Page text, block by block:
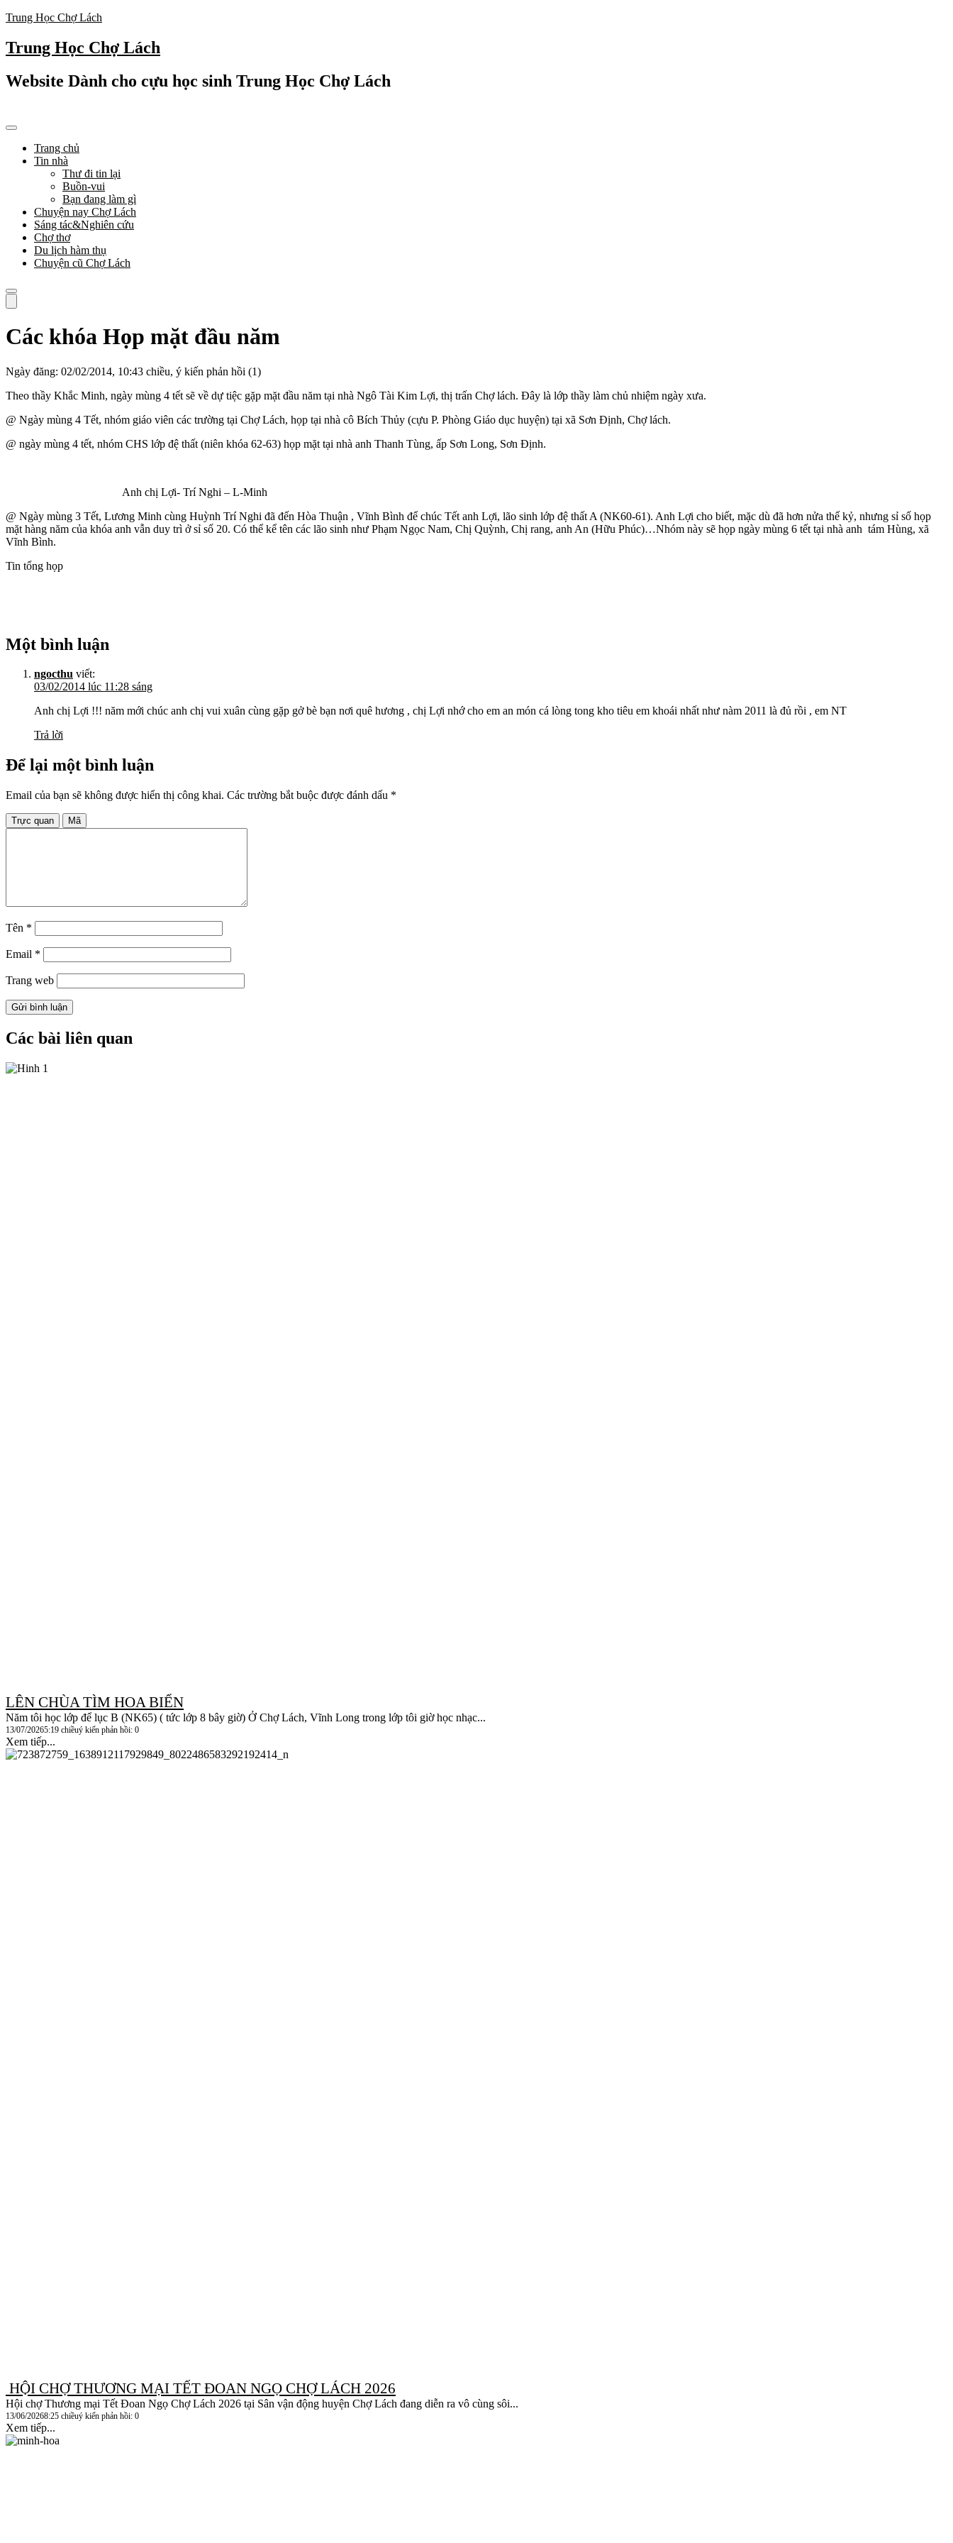
Trung Học Chợ Lách
Trung Học Chợ Lách
Website Dành cho cựu học sinh Trung Học Chợ Lách
Trang chủ
Tin nhà
Thư đi tin lại
Buồn-vui
Bạn đang làm gì
Chuyện nay Chợ Lách
Sáng tác&Nghiên cứu
Chợ thơ
Du lịch hàm thụ
Chuyện cũ Chợ Lách
Các khóa Họp mặt đầu năm
Ngày đăng: 02/02/2014, 10:43 chiều, ý kiến phản hồi (1)
Theo thầy Khắc Minh, ngày mùng 4 tết sẽ về dự tiệc gặp mặt đầu năm tại nhà Ngô Tài Kim Lợi, thị trấn Chợ lách. Đây là lớp thầy làm chủ nhiệm ngày xưa.
@ Ngày mùng 4 Tết, nhóm giáo viên các trường tại Chợ Lách, họp tại nhà cô Bích Thủy (cựu P. Phòng Giáo dục huyện) tại xã Sơn Định, Chợ lách.
@ ngày mùng 4 tết, nhóm CHS lớp đệ thất (niên khóa 62-63) họp mặt tại nhà anh Thanh Tùng, ấp Sơn Long, Sơn Định.
Anh chị Lợi- Trí Nghi – L-Minh
@ Ngày mùng 3 Tết, Lương Minh cùng Huỳnh Trí Nghi đã đến Hòa Thuận , Vĩnh Bình để chúc Tết anh Lợi, lão sinh lớp đệ thất A (NK60-61). Anh Lợi cho biết, mặc dù đã hơn nửa thế kỷ, nhưng sỉ số họp
mặt hàng năm của khóa anh vẫn duy trì ở sỉ số 20. Có thể kể tên các lão sinh như Phạm Ngọc Nam, Chị Quỳnh, Chị rang, anh An (Hữu Phúc)…Nhóm này sẽ họp ngày mùng 6 tết tại nhà anh tám Hùng, xã
Vĩnh Bình.
Tin tổng họp
Một bình luận
ngocthu viết:
03/02/2014 lúc 11:28 sáng
Anh chị Lợi !!! năm mới chúc anh chị vui xuân cùng gặp gở bè bạn nơi quê hương , chị Lợi nhớ cho em an món cá lòng tong kho tiêu em khoái nhất như nàm 2011 là đủ rồi , em NT
Trả lời
Để lại một bình luận
Email của bạn sẽ không được hiển thị công khai. Các trường bắt buộc được đánh dấu *
Trực quan Mã
Tên *
Email *
Trang web
Các bài liên quan
LÊN CHÙA TÌM HOA BIỂN
Năm tôi học lớp để lục B (NK65) ( tức lớp 8 bây giờ) Ở Chợ Lách, Vĩnh Long trong lớp tôi giờ học nhạc...
13/07/20265:19 chiềuý kiến phản hồi: 0
Xem tiếp...
HỘI CHỢ THƯƠNG MẠI TẾT ĐOAN NGỌ CHỢ LÁCH 2026
​Hội chợ Thương mại Tết Đoan Ngọ Chợ Lách 2026 tại Sân vận động huyện Chợ Lách đang diễn ra vô cùng sôi...
13/06/20268:25 chiềuý kiến phản hồi: 0
Xem tiếp...